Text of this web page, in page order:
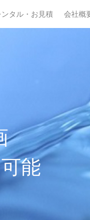
タル・お見積 会社概
能